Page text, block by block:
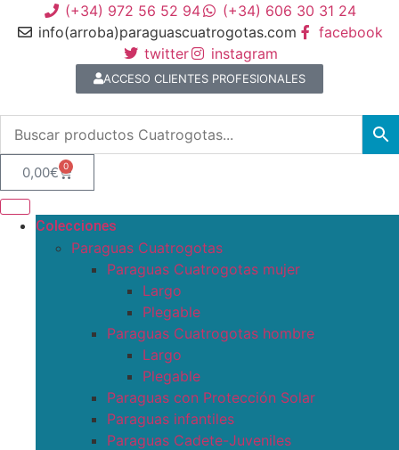
(+34) 972 56 52 94
(+34) 606 30 31 24
info(arroba)paraguascuatrogotas.com
facebook
twitter
instagram
ACCESO CLIENTES PROFESIONALES
0,00€ 0
Colecciones
Paraguas Cuatrogotas
Paraguas Cuatrogotas mujer
Largo
Plegable
Paraguas Cuatrogotas hombre
Largo
Plegable
Paraguas con Protección Solar
Paraguas infantiles
Paraguas Cadete-Juveniles